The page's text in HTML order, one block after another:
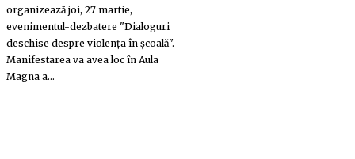
organizează joi, 27 martie,
evenimentul-dezbatere "Dialoguri
deschise despre violența în școală".
Manifestarea va avea loc în Aula
Magna a...